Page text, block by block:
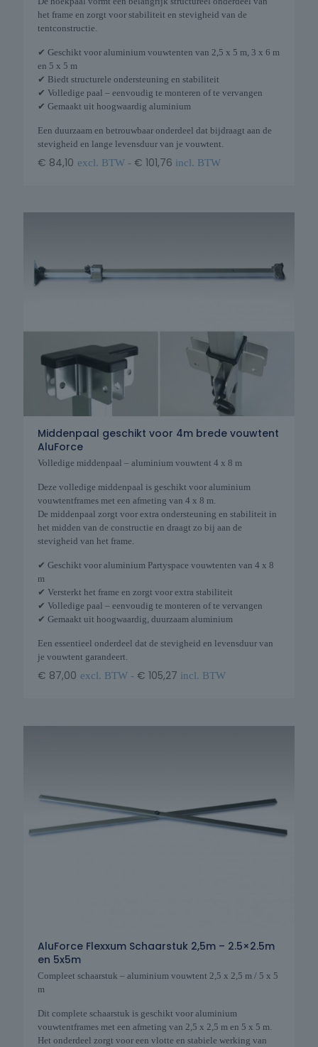
het frame en zorgt voor stabiliteit en stevigheid van de
tentconstructie.
✔ Geschikt voor aluminium vouwtenten van 2,5 x 5 m, 3 x 6 m
en 5 x 5 m
✔ Biedt structurele ondersteuning en stabiliteit
✔ Volledige paal – eenvoudig te monteren of te vervangen
✔ Gemaakt uit hoogwaardig aluminium
Een duurzaam en betrouwbaar onderdeel dat bijdraagt aan de
stevigheid en lange levensduur van je vouwtent.
€ 84,10 excl. BTW - € 101,76 incl. BTW
Middenpaal geschikt voor 4m brede vouwtent
AluForce
Volledige middenpaal – aluminium vouwtent 4 x 8 m
Deze volledige middenpaal is geschikt voor aluminium
vouwtentframes met een afmeting van 4 x 8 m.
De middenpaal zorgt voor extra ondersteuning en stabiliteit in
het midden van de constructie en draagt zo bij aan de
stevigheid van het frame.
✔ Geschikt voor aluminium Partyspace vouwtenten van 4 x 8
m
✔ Versterkt het frame en zorgt voor extra stabiliteit
✔ Volledige paal – eenvoudig te monteren of te vervangen
✔ Gemaakt uit hoogwaardig, duurzaam aluminium
Een essentieel onderdeel dat de stevigheid en levensduur van
je vouwtent garandeert.
€ 87,00 excl. BTW - € 105,27 incl. BTW
AluForce Flexxum Schaarstuk 2,5m – 2.5×2.5m
en 5x5m
Compleet schaarstuk – aluminium vouwtent 2,5 x 2,5 m / 5 x 5
m
Dit complete schaarstuk is geschikt voor aluminium
vouwtentframes met een afmeting van 2,5 x 2,5 m en 5 x 5 m.
Het onderdeel zorgt voor een vlotte en stabiele werking van